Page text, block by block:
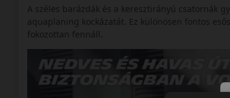
A széles barázdák és a keresztirányú csatornák
aquaplaning kockázatát. Ez különösen fontos
fokozottan fennáll.